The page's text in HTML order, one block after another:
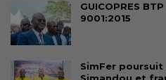
GUICOPRES
9001:2015
SimFer